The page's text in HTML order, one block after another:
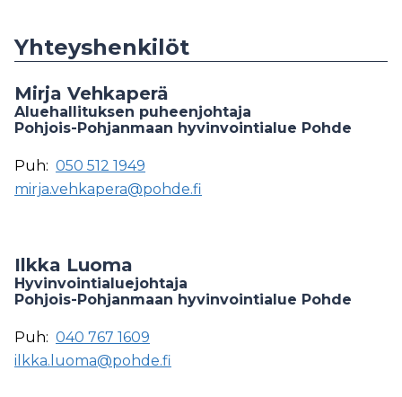
Yhteyshenkilöt
Mirja Vehkaperä
Aluehallituksen puheenjohtaja
Pohjois-Pohjanmaan hyvinvointialue Pohde
Puh: 050 512 1949
mirja.vehkapera@pohde.fi
Ilkka Luoma
Hyvinvointialuejohtaja
Pohjois-Pohjanmaan hyvinvointialue Pohde
Puh: 040 767 1609
ilkka.luoma@pohde.fi